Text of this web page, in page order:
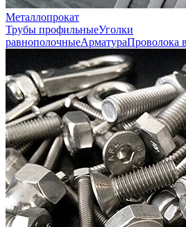
Металлопрокат
Трубы профильныеУголки
равнополочныеАрматураПроволока